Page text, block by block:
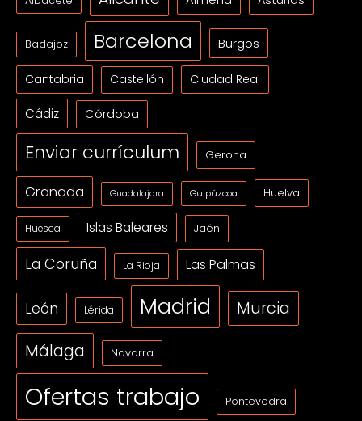
Badajoz Barcelona Burgos
Cantabria Castellón Ciudad Real
Cádiz Córdoba
Enviar currículum Gerona
Granada Guadalajara Guipúzcoa Huelva
Huesca Islas Baleares Jaén
La Coruña La Rioja Las Palmas
León Lérida Madrid Murcia
Málaga Navarra
Ofertas trabajo Pontevedra